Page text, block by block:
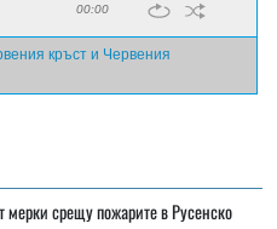
00:00
кръст и Червения
мерки срещу пожарите в Русенско